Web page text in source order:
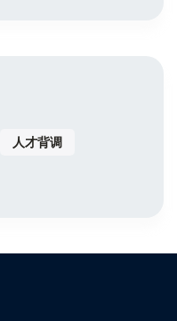
人才背调